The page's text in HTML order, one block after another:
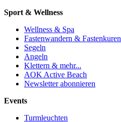
Sport & Wellness
Wellness & Spa
Fastenwandern & Fastenkuren
Segeln
Angeln
Klettern & mehr...
AOK Active Beach
Newsletter abonnieren
Events
Turmleuchten